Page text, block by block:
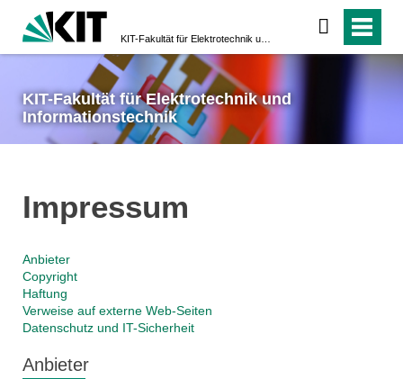
KIT-Fakultät für Elektrotechnik und
Informationstechnik
Impressum
Anbieter
Copyright
Haftung
Verweise auf externe Web-Seiten
Datenschutz und IT-Sicherheit
Anbieter